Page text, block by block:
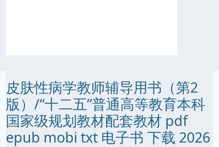
皮肤性病学教师辅导用书（第2
版）/“十二五”普通高等教育本科
国家级规划教材配套教材 pdf
epub mobi txt 电子书 下载 2026